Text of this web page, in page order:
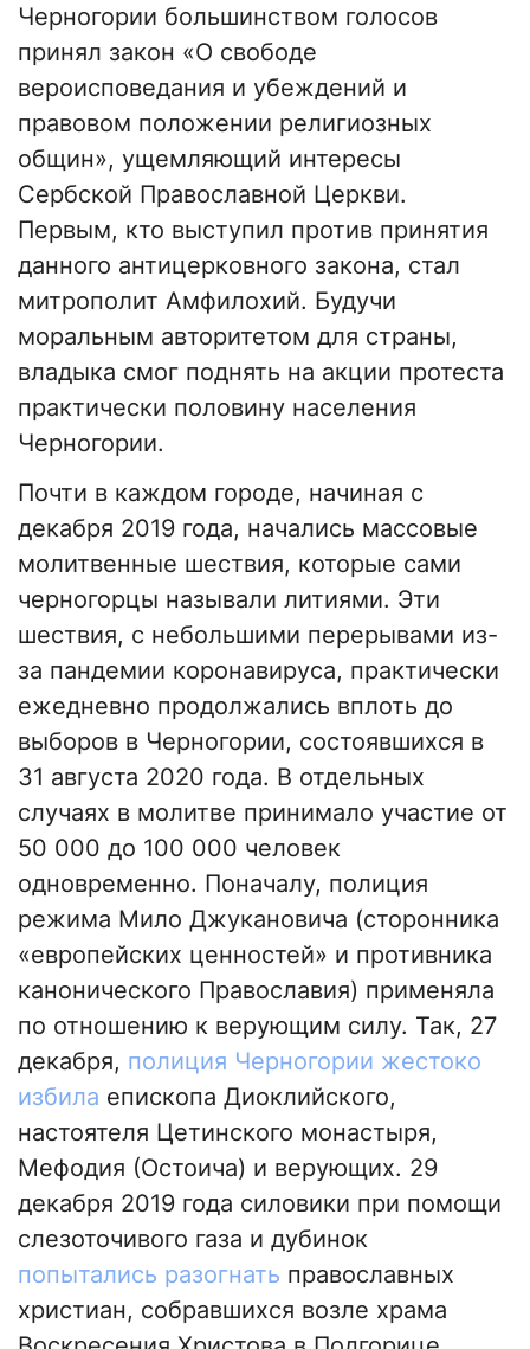
Черногории большинством голосов
принял закон «О свободе
вероисповедания и убеждений и
правовом положении религиозных
общин», ущемляющий интересы
Сербской Православной Церкви.
Первым, кто выступил против принятия
данного антицерковного закона, стал
митрополит Амфилохий. Будучи
моральным авторитетом для страны,
владыка смог поднять на акции протеста
практически половину населения
Черногории.
Почти в каждом городе, начиная с
декабря 2019 года, начались массовые
молитвенные шествия, которые сами
черногорцы называли литиями. Эти
шествия, с небольшими перерывами из-
за пандемии коронавируса, практически
ежедневно продолжались вплоть до
выборов в Черногории, состоявшихся в
31 августа 2020 года. В отдельных
случаях в молитве принимало участие от
50 000 до 100 000 человек
одновременно. Поначалу, полиция
режима Мило Джукановича (сторонника
«европейских ценностей» и противника
канонического Православия) применяла
по отношению к верующим силу. Так, 27
декабря, полиция Черногории жестоко
избила епископа Диоклийского,
настоятеля Цетинского монастыря,
Мефодия (Остоича) и верующих. 29
декабря 2019 года силовики при помощи
слезоточивого газа и дубинок
попытались разогнать православных
христиан, собравшихся возле храма